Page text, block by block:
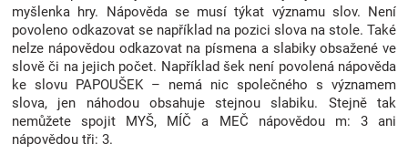
myšlenka hry. Nápověda se musí týkat významu slov. Není
povoleno odkazovat se například na pozici slova na stole. Také
nelze nápovědou odkazovat na písmena a slabiky obsažené ve
slově či na jejich počet. Například šek není povolená nápověda
ke slovu PAPOUŠEK – nemá nic společného s významem
slova, jen náhodou obsahuje stejnou slabiku. Stejně tak
nemůžete spojit MYŠ, MÍČ a MEČ nápovědou m: 3 ani
nápovědou tři: 3.